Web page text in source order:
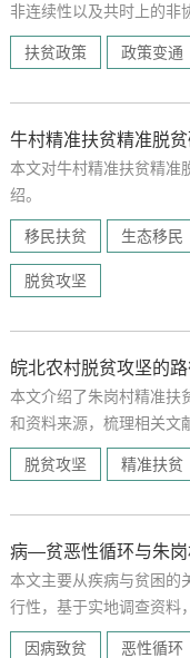
非连续性以及共时上的非
扶贫政策 政策变通
牛村精准扶贫精准脱
本文对牛村精准扶贫精准
绍。
移民扶贫 生态移民
脱贫攻坚
皖北农村脱贫攻坚的
本文介绍了朱岗村精准扶
和资料来源，梳理相关文
的情况和脱贫攻坚实践经
脱贫攻坚
精准扶贫
病—贫恶性循环与朱
本文主要从疾病与贫困的
行性，基于实地调查资料
建、提出健康扶贫的政策
因病致贫
恶性循环